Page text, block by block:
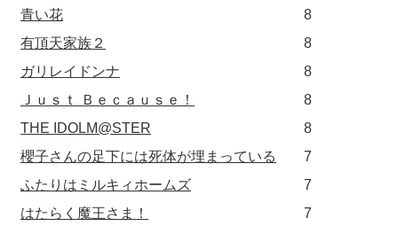
青い花
8
有頂天家族２
8
ガリレイドンナ
8
Ｊｕｓｔ Ｂｅｃａｕｓｅ！
8
THE IDOLM@STER
8
櫻子さんの足下には死体が埋まっている
7
ふたりはミルキィホームズ
7
はたらく魔王さま！
7